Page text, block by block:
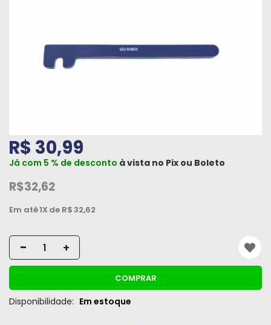
Ferramentas
Materiais
de
Materiais
Materiais
Hidráulicos
Pneumáticos
R$ 30,99
Já com 5 % de desconto à vista no Pix ou Boleto
R$32,62
Em até1X de R$32,62
- +
COMPRAR
Disponibilidade: Em estoque